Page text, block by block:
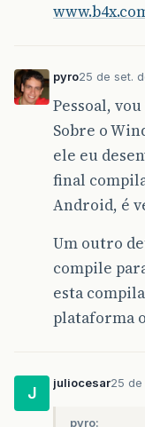
pyro25 de set.
Pessoal,
Sobre o
ele eu
final
Android, é
Um outro
compile
esta
plataforma
J
juliocesar25 de
pyro: